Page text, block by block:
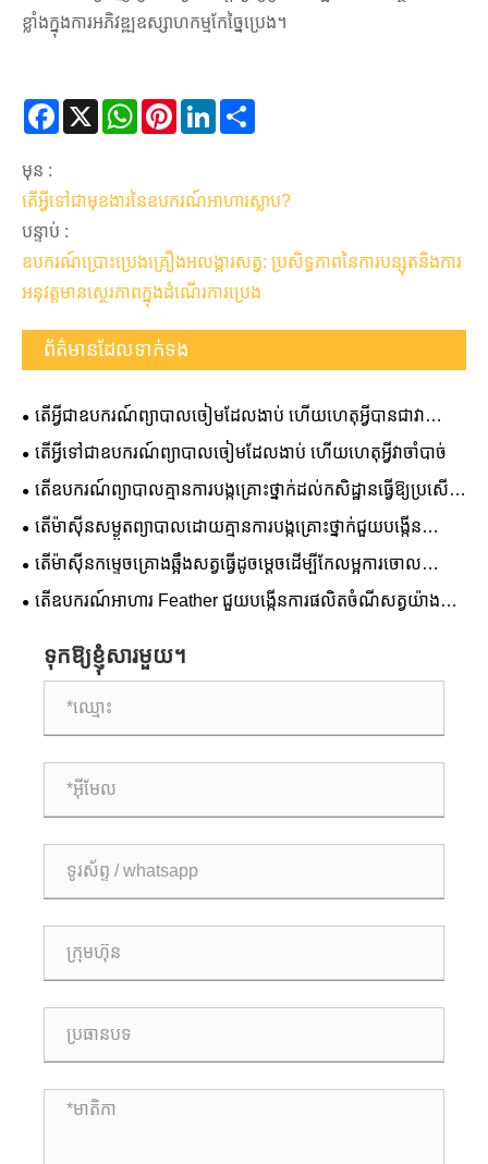
ខ្លាំងក្នុងការអភិវឌ្ឍឧស្សាហកម្មកែច្នៃប្រេង។
Facebook
X WhatsAppPinterestLinkedIn
មុន :
តើអ្វីទៅជាមុខងារនៃឧបករណ៍អាហារស្លាប?
បន្ទាប់ :
ឧបករណ៍ប្រោះប្រេងគ្រឿងអលង្ការសត្វ: ប្រសិទ្ធភាពនៃការបន្សុតនិងការ
អនុវត្តមានស្ថេរភាពក្នុងដំណើរការប្រេង
ព័ត៌មានដែលទាក់ទង
តើអ្វីជាឧបករណ៍ព្យាបាលចៀមដែលងាប់ ហើយហេតុអ្វីបានជាវា
សំខាន់
តើអ្វីទៅជាឧបករណ៍ព្យាបាលចៀមដែលងាប់ ហើយហេតុអ្វីវាចាំបាច់
តើ​ឧបករណ៍​ព្យាបាល​គ្មាន​ការ​បង្ក​គ្រោះថ្នាក់​ដល់​កសិដ្ឋាន​ធ្វើ​ឱ្យ​ប្រសើរ​
ឡើង​នូវ​ការ​គ្រប់​គ្រង​កាក​សំណល់ និង​ការ​ការពារ​បរិស្ថាន​ដោយ​របៀប​
តើ​ម៉ាស៊ីនសម្ងួត​ព្យាបាល​ដោយ​គ្មាន​ការ​បង្ក​គ្រោះថ្នាក់​ជួយ​បង្កើន​
ប្រសិទ្ធភាព​ការ​ព្យាបាល​កាកសំណល់​ដោយ​របៀបណា?
តើ​ម៉ាស៊ីន​កម្ទេច​គ្រោងឆ្អឹង​សត្វ​ធ្វើ​ដូចម្តេច​ដើម្បី​កែលម្អ​ការ​ចោល​
ប្រកបដោយ​សុវត្ថិភាព និង​ប្រសិទ្ធភាព​?
តើឧបករណ៍អាហារ Feather ជួយបង្កើនការផលិតចំណីសត្វយ៉ាងដូច
ទុកឱ្យខ្ញុំសារមួយ។